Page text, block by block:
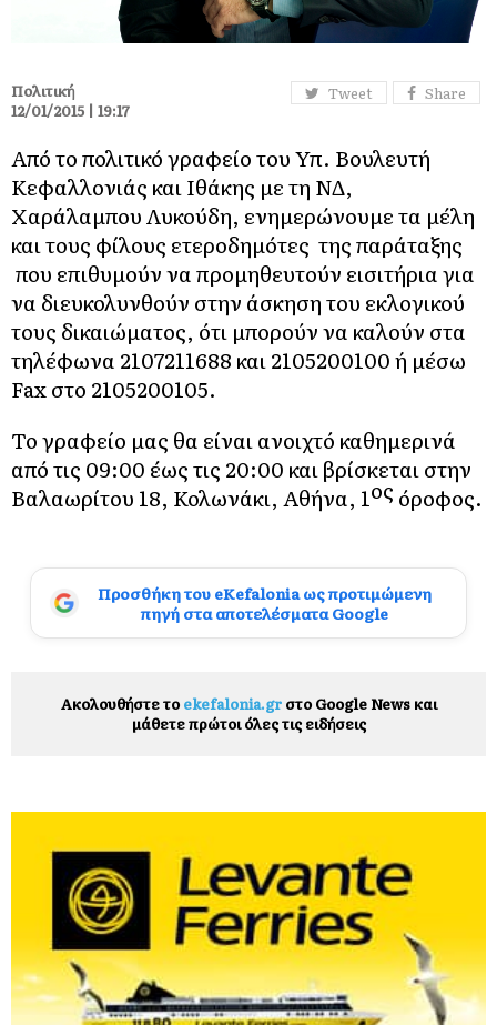
Tweet Share
Πολιτική
12/01/2015 | 19:17
Από το πολιτικό γραφείο του Υπ. Βουλευτή
Κεφαλλονιάς και Ιθάκης με τη ΝΔ,
Χαράλαμπου Λυκούδη, ενημερώνουμε τα μέλη
και τους φίλους ετεροδημότες της παράταξης
που επιθυμούν να προμηθευτούν εισιτήρια για
να διευκολυνθούν στην άσκηση του εκλογικού
τους δικαιώματος, ότι μπορούν να καλούν στα
τηλέφωνα 2107211688 και 2105200100 ή μέσω
Fax στο 2105200105.
Το γραφείο μας θα είναι ανοιχτό καθημερινά
από τις 09:00 έως τις 20:00 και βρίσκεται στην
Βαλαωρίτου 18, Κολωνάκι, Αθήνα, 1ος όροφος.
Προσθήκη του eKefalonia ως προτιμώμενη
πηγή στα αποτελέσματα Google
Ακολουθήστε το ekefalonia.grστο Google News και
μάθετε πρώτοι όλες τις ειδήσεις